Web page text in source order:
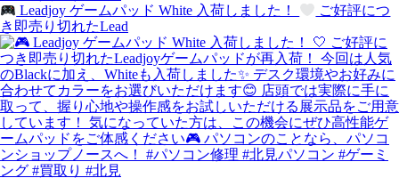
Leadjoy ゲームパッド White 入荷しました！
ご好評につ
き即売り切れたLead